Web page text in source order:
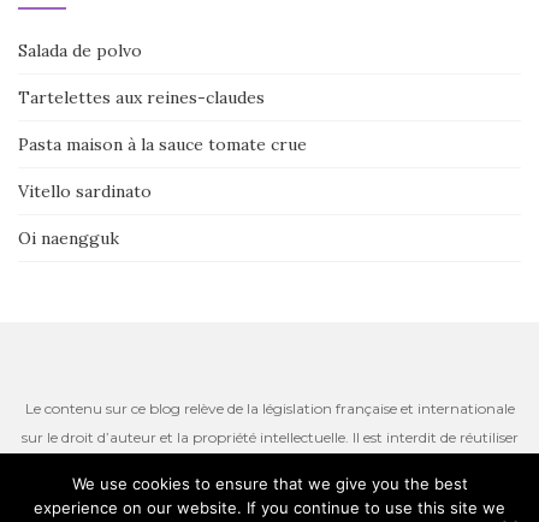
Salada de polvo
Tartelettes aux reines-claudes
Pasta maison à la sauce tomate crue
Vitello sardinato
Oi naengguk
Le contenu sur ce blog relève de la législation française et internationale
sur le droit d’auteur et la propriété intellectuelle. Il est interdit de réutiliser
autres ressources iconographiques qui restent la propriété de l’auteur.
We use cookies to ensure that we give you the best
experience on our website. If you continue to use this site we